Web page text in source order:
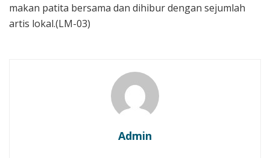
makan patita bersama dan dihibur dengan sejumlah
artis lokal.(LM-03)
Admin